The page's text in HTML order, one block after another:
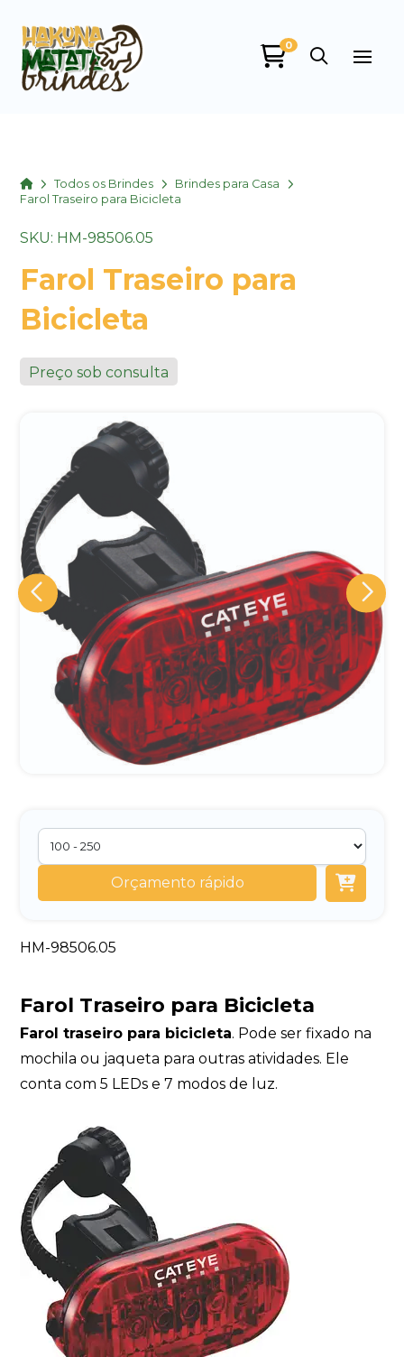
0
HomeTodos os Brindes
Brindes para Casa
Farol Traseiro para Bicicleta
SKU: HM-98506.05
Farol Traseiro para
Bicicleta
Preço sob consulta
Orçamento rápido
HM-98506.05
Farol Traseiro para Bicicleta
Farol traseiro para bicicleta. Pode ser fixado na
mochila ou jaqueta para outras atividades. Ele
conta com 5 LEDs e 7 modos de luz.